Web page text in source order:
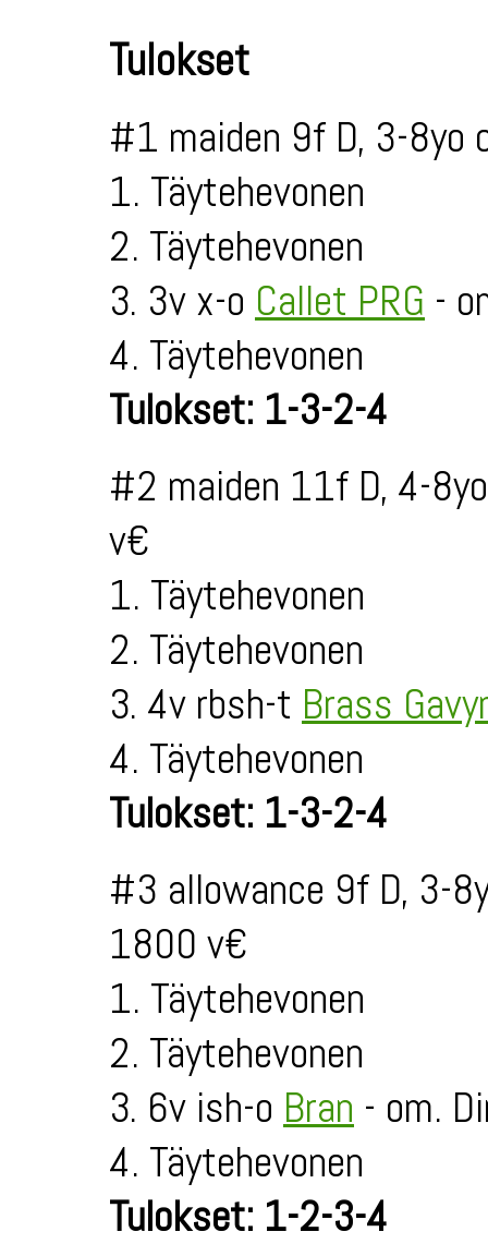
Tulokset
#1 maiden 9f D, 3-
1. Täytehevonen
2. Täytehevonen
3. 3v x-o Callet PRG -
4. Täytehevonen
Tulokset: 1-3-2-4
#2 maiden 11f D, 4-
v€
1. Täytehevonen
2. Täytehevonen
3. 4v rbsh-t Brass
4. Täytehevonen
Tulokset: 1-3-2-4
#3 allowance 9f D, 3-
1800 v€
1. Täytehevonen
2. Täytehevonen
3. 6v ish-o Bran - om.
4. Täytehevonen
Tulokset: 1-2-3-4